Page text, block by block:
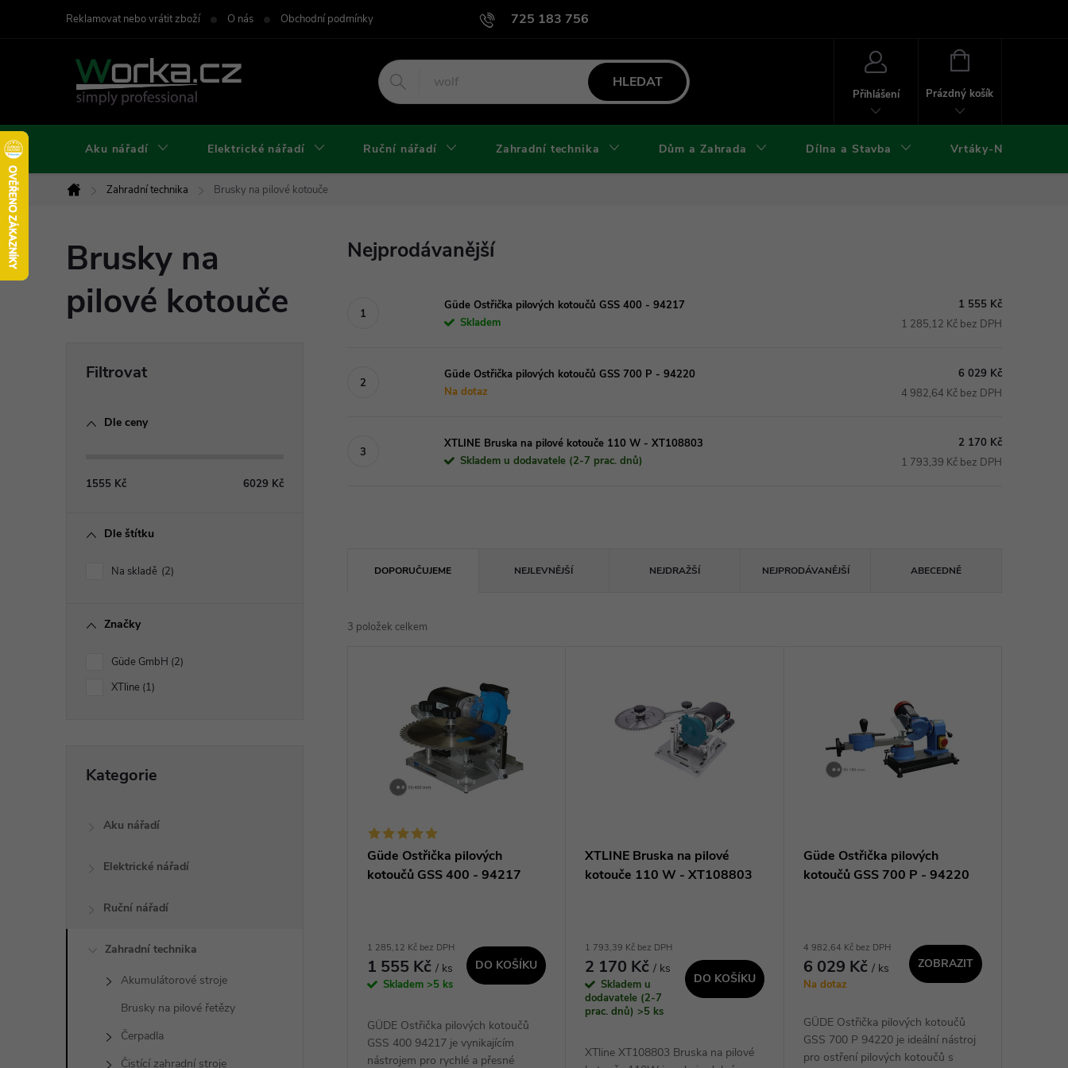
725 183 756
Reklamovat nebo vrátit zboží O nás Obchodní podmínky Podmínky užití webu Podmínky ochrany osobních údajů a cookies
HLEDAT
Přihlášení
NÁKUPNÍ
Prázdný košík
Aku nářadí Elektrické nářadí Ruční nářadí Zahradní technika Dům a Zahrada Dílna a Stavba Vrtáky-Nástroje
Domů
Zahradní technika Brusky na pilové kotouče
Brusky na
pilové kotouče
Dle ceny
1555 Kč 6029 Kč
Dle štítku
Na skladě 2
Značky
Güde GmbH 2
XTline 1
kategorie
Kategorie
Aku nářadí
Elektrické nářadí
Ruční nářadí
Zahradní technika
Akumulátorové stroje
Brusky na pilové řetězy
Čerpadla
Čistící zahradní stroje
Nejprodávanější
Güde Ostřička pilových kotoučů GSS 400 - 94217
Skladem
1 555 Kč
1 285,12 Kč bez DPH
Güde Ostřička pilových kotoučů GSS 700 P - 94220
Na dotaz
6 029 Kč
4 982,64 Kč bez DPH
XTLINE Bruska na pilové kotouče 110 W - XT108803
Skladem u dodavatele (2-7 prac. dnů)
2 170 Kč
1 793,39 Kč bez DPH
z
DOPORUČUJEME NEJLEVNĚJŠÍ NEJDRAŽŠÍ NEJPRODÁVANĚJŠÍ ABECEDNĚ
3 položek celkem
Güde Ostřička pilových
kotoučů GSS 400 - 94217
1 285,12 Kč bez DPH
1 555 Kč / ks
Skladem >5 ks
DO KOŠÍKU
GÜDE Ostřička pilových kotoučů
GSS 400 94217 je vynikajícím
nástrojem pro rychlé a přesné
XTLINE Bruska na pilové
kotouče 110 W - XT108803
1 793,39 Kč bez DPH
2 170 Kč/ ks
Skladem u
dodavatele (2-7
prac. dnů)>5 ks
DO KOŠÍKU
XTline XT108803 Bruska na pilové
Güde Ostřička pilových
kotoučů GSS 700 P - 94220
4 982,64 Kč bez DPH
6 029 Kč / ks
Na dotaz
ZOBRAZIT
GÜDE Ostřička pilových kotoučů
GSS 700 P 94220 je ideální nástroj
pro ostření pilových kotoučů s